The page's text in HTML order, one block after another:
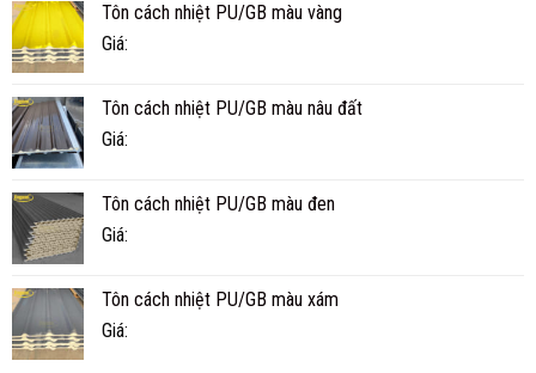
BAO
Tôn cách nhiệt PU/GB màu vàng
Giá:
Tôn cách nhiệt PU/GB màu nâu đất
Giá:
Tôn cách nhiệt PU/GB màu đen
Giá:
Tôn cách nhiệt PU/GB màu xám
Giá: